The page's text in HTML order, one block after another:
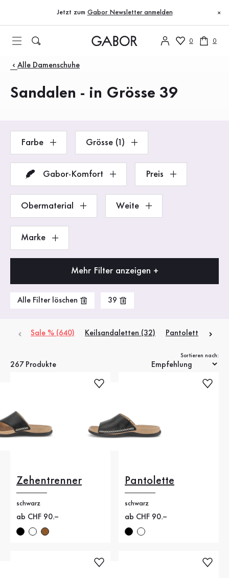
Zum Inhaltsverzeichnis
Zur Hauptnavigation
Jetzt zum Gabor Newsletter anmelden ×
0 0
Produkte
Alle Damenschuhe
Sandalen - in Grösse 39
Farbe Grösse (1)
Gabor-Komfort Preis
Obermaterial Weite
Marke
Mehr Filter anzeigen +
Alle Filter löschen 39
Sale % (640) Keilsandaletten (32) Pantoletten (54)
267 Produkte
Sortieren nach:
Zehentrenner
schwarz
Neuer Preis
ab CHF 90.–
Pantolette
schwarz
Neuer Preis
ab CHF 90.–